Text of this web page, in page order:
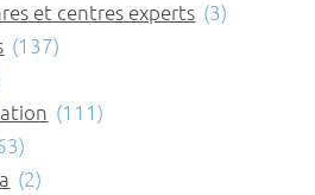
et centres experts (3)
(137)
(111)
(2)